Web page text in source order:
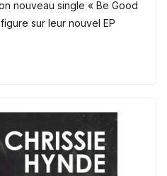
nouveau single « Be Good
sur leur nouvel EP